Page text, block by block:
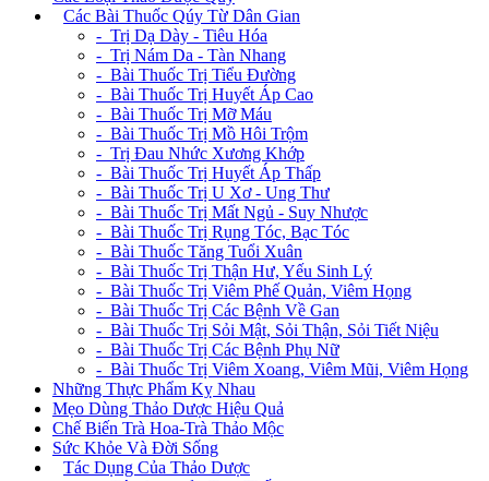
Các Bài Thuốc Qúy Từ Dân Gian
- Trị Dạ Dày - Tiêu Hóa
- Trị Nám Da - Tàn Nhang
- Bài Thuốc Trị Tiểu Đường
- Bài Thuốc Trị Huyết Áp Cao
- Bài Thuốc Trị Mỡ Máu
- Bài Thuốc Trị Mồ Hôi Trộm
- Trị Đau Nhức Xương Khớp
- Bài Thuốc Trị Huyết Áp Thấp
- Bài Thuốc Trị U Xơ - Ung Thư
- Bài Thuốc Trị Mất Ngủ - Suy Nhược
- Bài Thuốc Trị Rụng Tóc, Bạc Tóc
- Bài Thuốc Tăng Tuổi Xuân
- Bài Thuốc Trị Thận Hư, Yếu Sinh Lý
- Bài Thuốc Trị Viêm Phế Quản, Viêm Họng
- Bài Thuốc Trị Các Bệnh Về Gan
- Bài Thuốc Trị Sỏi Mật, Sỏi Thận, Sỏi Tiết Niệu
- Bài Thuốc Trị Các Bệnh Phụ Nữ
- Bài Thuốc Trị Viêm Xoang, Viêm Mũi, Viêm Họng
Những Thực Phẩm Kỵ Nhau
Mẹo Dùng Thảo Dược Hiệu Quả
Chế Biến Trà Hoa-Trà Thảo Mộc
Sức Khỏe Và Đời Sống
Tác Dụng Của Thảo Dược